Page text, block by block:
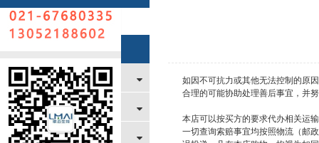
首页 帮助中心
新手上路
购物指南
支付与配送方式
如因不可抗力或其他无法控制的原
合理的可能协助处理善后事宜，并
本店可以按买方的要求代办相关运
一切查询索赔事宜均按照物流（邮